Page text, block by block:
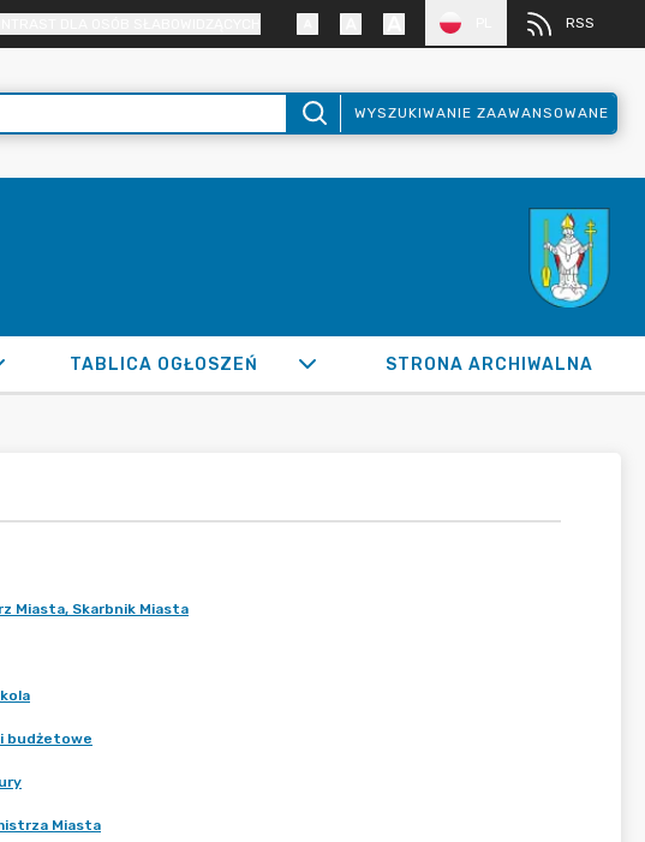
RSS
WYSZUKIWANIE ZAAWANSOWANE
TABLICA OGŁOSZEŃ STRONA ARCHIWALNA
Miasta, Skarbnik Miasta
budżetowe
Miasta